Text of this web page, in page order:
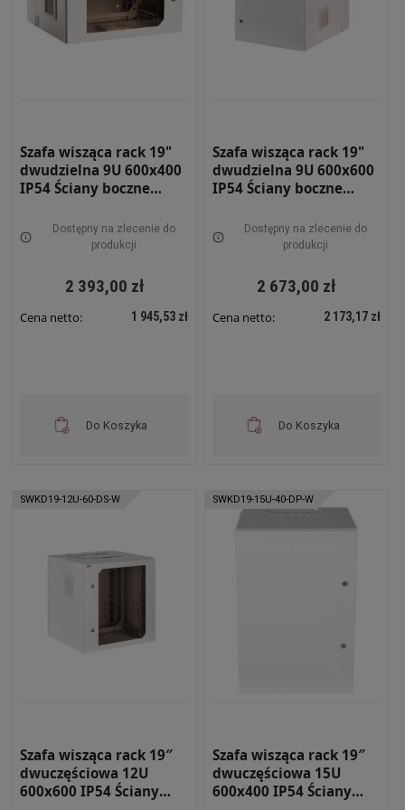
Szafa wisząca rack 19"
dwudzielna 9U 600x400
IP54 Ściany boczne
Zewnętrzna RAL 7035
Szara SWKD19-9U-40-DS-
Dostępny na zlecenie do
produkcji
2 393,00 zł
Cena netto: 1 945,53 zł
Do Koszyka
Szafa wisząca rack 19"
dwudzielna 9U 600x600
IP54 Ściany boczne
Zewnętrzna RAL 7035
szara SWKD19-9U-60-DP-
Dostępny na zlecenie do
produkcji
2 673,00 zł
Cena netto: 2 173,17 zł
Do Koszyka
SWKD19-12U-60-DS-W
Szafa wisząca rack 19″
dwuczęściowa 12U
600x600 IP54 Ściany
SWKD19-15U-40-DP-W
Szafa wisząca rack 19″
dwuczęściowa 15U
600x400 IP54 Ściany